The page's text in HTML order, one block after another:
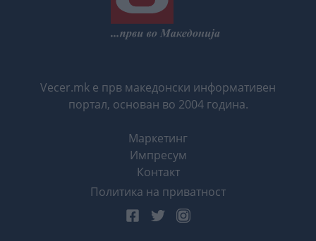
Vecer.mk е прв македонски информативен
портал, основан во 2004 година.
Маркетинг
Импресум
Контакт
Политика на приватност